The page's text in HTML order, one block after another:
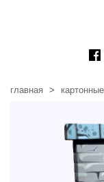
главная